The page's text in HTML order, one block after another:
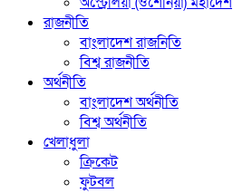
রাজনীতি
বাংলাদেশ রাজনিতি
বিশ্ব রাজনীতি
অর্থনীতি
বাংলাদেশ অর্থনীতি
বিশ্ব অর্থনীতি
খেলাধুলা
ক্রিকেট
ফুটবল